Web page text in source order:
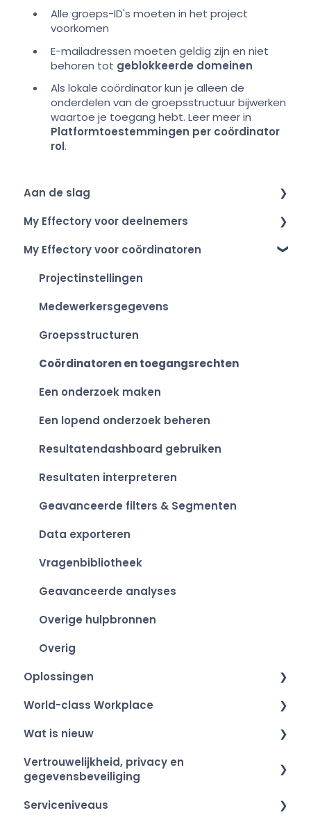
Alle groeps-ID's moeten in het project
voorkomen
E-mailadressen moeten geldig zijn en niet
behoren tot geblokkeerde domeinen
Als lokale coördinator kun je alleen de
onderdelen van de groepsstructuur bijwerken
waartoe je toegang hebt. Leer meer in
Platformtoestemmingen per coördinator
rol.
Aan de slag
Inloggen
Je account instellen
Overzicht van My Effectory
My Effectory voor deelnemers
Onderzoek uitnodiging & toegang
Deelnemen aan een onderzoek
Je persoonlijke resultaten bekijken
My Effectory voor coördinatoren
Projectinstellingen
Medewerkersgegevens
Groepsstructuren
Coördinatoren en toegangsrechten
Een onderzoek maken
Een lopend onderzoek beheren
Resultatendashboard gebruiken
Resultaten interpreteren
Geavanceerde filters & Segmenten
Data exporteren
Vragenbibliotheek
Geavanceerde analyses
Overige hulpbronnen
Overig
Oplossingen
Smart Organization Scan
Teamontwikkeling
360 Graden Feedback
World-class Workplace
World-class Workplace - Het label
Winnaars en Event
Wat is nieuw
Product roadmap
Vertrouwelijkheid, privacy en
gegevensbeveiliging
Vertrouwelijkheid van respondenten
Serviceniveaus